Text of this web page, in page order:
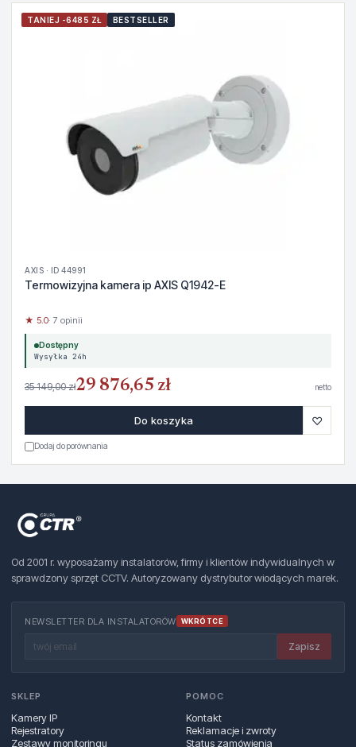
TANIEJ -6485 ZŁ BESTSELLER
AXIS · ID 44991
Termowizyjna kamera ip AXIS Q1942-E
★ 5.0· 7 opinii
Dostępny
Wysyłka 24h
35 149,00 zł29 876,65 zł netto
Do koszyka ♡
Dodaj do porównania
Od 2001 r. wyposażamy instalatorów, firmy i klientów indywidualnych w
sprawdzony sprzęt CCTV. Autoryzowany dystrybutor wiodących marek.
NEWSLETTER DLA INSTALATORÓW WKRÓTCE
Zapisz
SKLEP
Kamery IP
Rejestratory
Zestawy monitoringu
POMOC
Kontakt
Reklamacje i zwroty
Status zamówienia